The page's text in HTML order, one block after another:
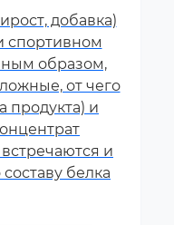
добавка)
спортивном
образом,
от чего
продукта) и
и
белка
добавка,
видах
видах
или
Это
в